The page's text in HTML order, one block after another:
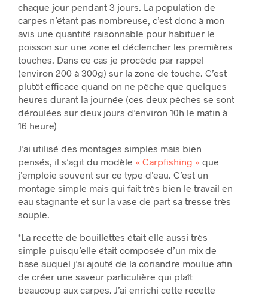
chaque jour pendant 3 jours. La population de
carpes n’étant pas nombreuse, c’est donc à mon
avis une quantité raisonnable pour habituer le
poisson sur une zone et déclencher les premières
touches. Dans ce cas je procède par rappel
(environ 200 à 300g) sur la zone de touche. C’est
plutôt efficace quand on ne pêche que quelques
heures durant la journée (ces deux pêches se sont
déroulées sur deux jours d’environ 10h le matin à
16 heure)
J’ai utilisé des montages simples mais bien
pensés, il s’agit du modèle « Carpfishing » que
j’emploie souvent sur ce type d’eau. C’est un
montage simple mais qui fait très bien le travail en
eau stagnante et sur la vase de part sa tresse très
souple.
*La recette de bouillettes était elle aussi très
simple puisqu’elle était composée d’un mix de
base auquel j’ai ajouté de la coriandre moulue afin
de créer une saveur particulière qui plaît
beaucoup aux carpes. J’ai enrichi cette recette